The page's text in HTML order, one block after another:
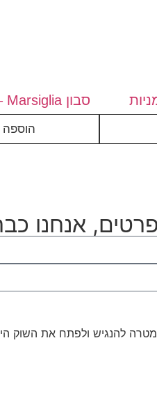
סבון Marsiglia – שקדים ופריחת תפוז
אנחנו
שיווק טבע הוקמה בשנת 1996 במטרה